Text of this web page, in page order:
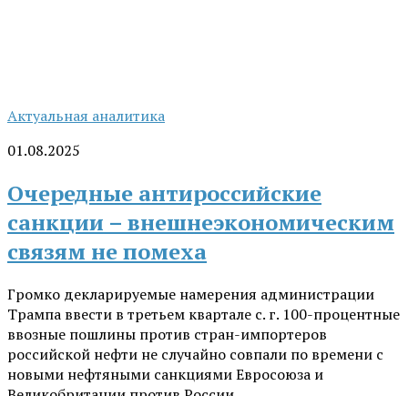
Актуальная аналитика
01.08.2025
Очередные антироссийские
санкции – внешнеэкономическим
связям не помеха
Громко декларируемые намерения администрации
Трампа ввести в третьем квартале с. г. 100-процентные
ввозные пошлины против стран-импортеров
российской нефти не случайно совпали по времени с
новыми нефтяными санкциями Евросоюза и